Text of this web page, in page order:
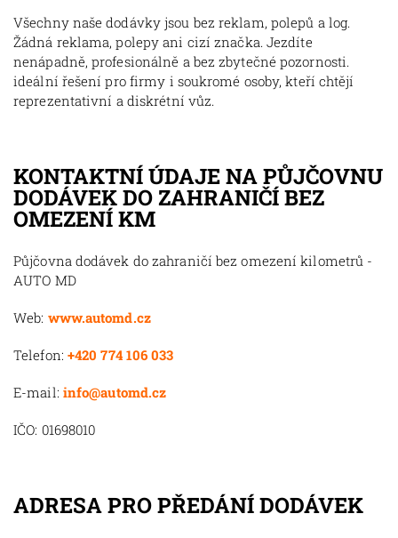
Všechny naše dodávky jsou bez reklam, polepů a log.
Žádná reklama, polepy ani cizí značka. Jezdíte
nenápadně, profesionálně a bez zbytečné pozornosti.
ideální řešení pro firmy i soukromé osoby, kteří chtějí
reprezentativní a diskrétní vůz.
KONTAKTNÍ ÚDAJE NA PŮJČOVNU
DODÁVEK DO ZAHRANIČÍ BEZ
OMEZENÍ KM
Půjčovna dodávek do zahraničí bez omezení kilometrů -
AUTO MD
Web: www.automd.cz
Telefon: +420 774 106 033
E-mail: info@automd.cz
IČO: 01698010
ADRESA PRO PŘEDÁNÍ DODÁVEK